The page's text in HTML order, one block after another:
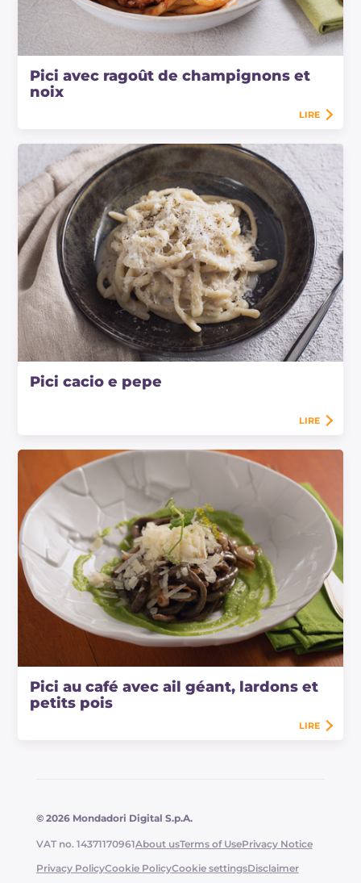
Pici avec ragoût de champignons et
noix
LIRE
Pici cacio e pepe
LIRE
Pici au café avec ail géant, lardons et
petits pois
LIRE
© 2026 Mondadori Digital S.p.A.
VAT no. 14371170961About usTerms of UsePrivacy Notice
Privacy PolicyCookie PolicyCookie settingsDisclaimer